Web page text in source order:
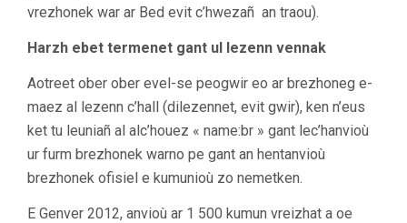
vrezhonek war ar Bed evit c’hwezañ an traou).
Harzh ebet termenet gant ul lezenn vennak
Aotreet ober ober evel-se peogwir eo ar brezhoneg e-
maez al lezenn c’hall (dilezennet, evit gwir), ken n’eus
ket tu leuniañ al alc’houez « name:br » gant lec’hanvioù
ur furm brezhonek warno pe gant an hentanvioù
brezhonek ofisiel e kumunioù zo nemetken.
E Genver 2012, anvioù ar 1 500 kumun vreizhat a oe